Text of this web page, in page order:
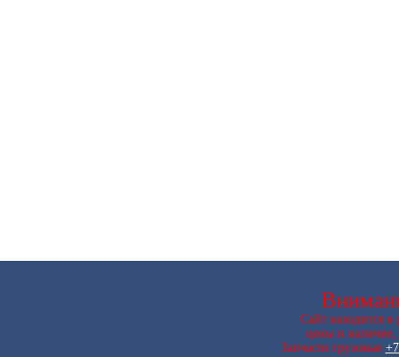
Сайт находится в
цены и наличие,
Запчасти грузовые